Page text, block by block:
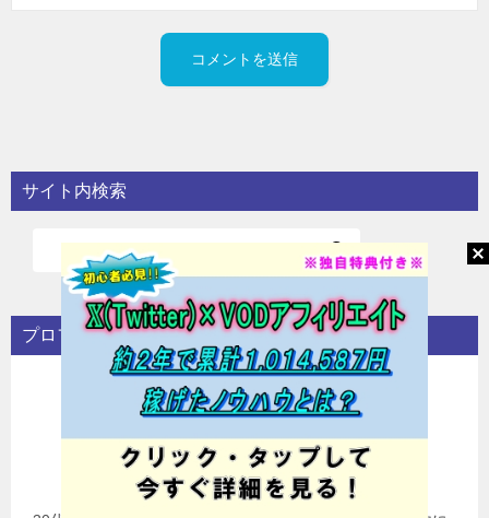
サイト内検索
プロフィール